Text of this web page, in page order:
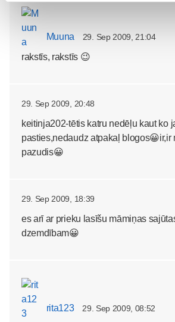
Muuna 29. Sep 2009, 21:04
rakstīs, rakstīs 😉
29. Sep 2009, 20:48
keitinja202-tētis katru nedēļu kaut ko
pasties,nedaudz atpakaļ blogos😀ir,ir
pazudis😀
29. Sep 2009, 18:39
es arī ar prieku lasīšu māmiņas
dzemdībam😀
rita123 29. Sep 2009, 08:52